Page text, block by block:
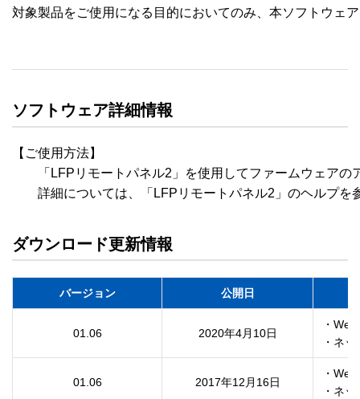
対象製品をご使用になる目的においてのみ、本ソフトウェ
ソフトウェア詳細情報
【ご使用方法】
「LFPリモートパネル2」を使用してファームウェアの
詳細については、「LFPリモートパネル2」のヘルプを
ダウンロード更新情報
バージョン 公開日
01.06 2020年4月10日
・
・ネ
01.06 2017年12月16日
・
・ネ